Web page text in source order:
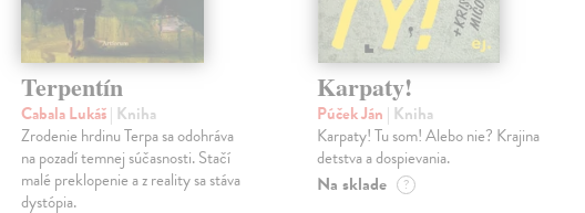
Terpentín
Cabala Lukáš| Kniha
Zrodenie hrdinu Terpa sa odohráva
na pozadí temnej súčasnosti. Stačí
malé preklopenie a z reality sa stáva
dystópia.
Karpaty!
Púček Ján | Kniha
Karpaty! Tu som! Alebo nie? Krajina
detstva a dospievania.
Na sklade ?